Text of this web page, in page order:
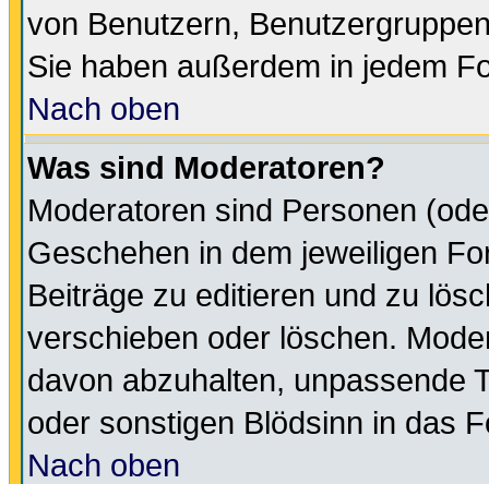
von Benutzern,
Sie haben außerdem in jedem
Nach oben
Was sind Moderatoren?
Moderatoren sind Personen
Geschehen in dem jeweiligen
Beiträge zu editieren und zu
verschieben oder löschen.
davon abzuhalten, unpassende
oder sonstigen Blödsinn in das
Nach oben